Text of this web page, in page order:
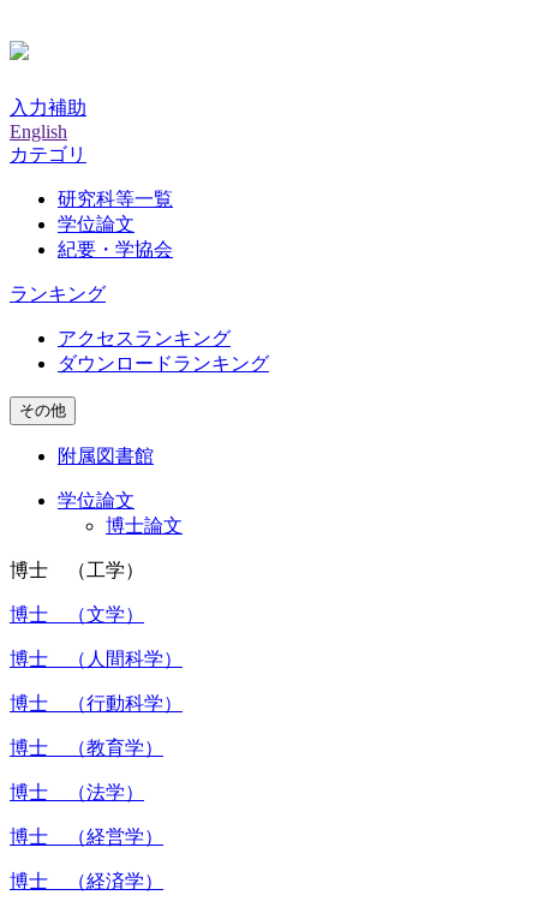
入力補助
English
カテゴリ
研究科等一覧
学位論文
紀要・学協会
ランキング
アクセスランキング
ダウンロードランキング
その他
附属図書館
学位論文
博士論文
博士 （工学）
博士 （文学）
博士 （人間科学）
博士 （行動科学）
博士 （教育学）
博士 （法学）
博士 （経営学）
博士 （経済学）